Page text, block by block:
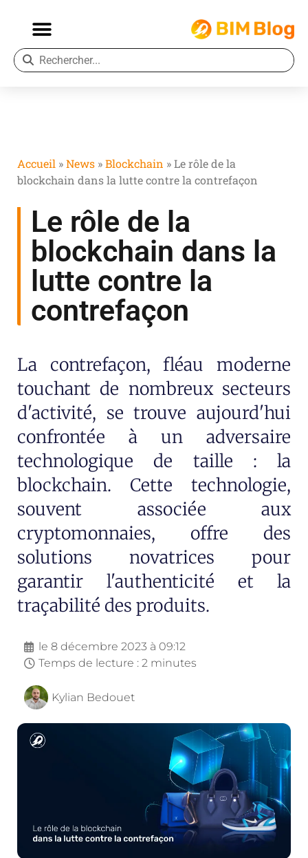
Accueil »News »Blockchain »Le rôle de la
blockchain dans la lutte contre la contrefaçon
Le rôle de la
blockchain dans la
lutte contre la
contrefaçon
La contrefaçon, fléau moderne
touchant de nombreux secteurs
d'activité, se trouve aujourd'hui
confrontée à un adversaire
technologique de taille : la
blockchain. Cette technologie,
souvent associée aux
cryptomonnaies, offre des
solutions novatrices pour
garantir l'authenticité et la
traçabilité des produits.
le 8 décembre 2023 à 09:12
Temps de lecture : 2 minutes
Kylian Bedouet